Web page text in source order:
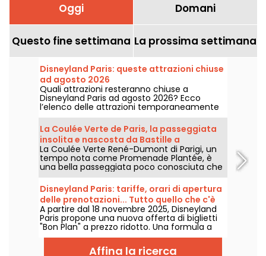
Oggi Domani
Questo fine settimana La prossima settimana
Disneyland Paris: queste attrazioni chiuse
ad agosto 2026
Quali attrazioni resteranno chiuse a
Disneyland Paris ad agosto 2026? Ecco
l’elenco delle attrazioni temporaneamente
non disponibili per manutenzione o rinnovo,
per aiutarvi a organizzare al meglio la vostra
visita ai parchi Disney.
La Coulée Verte de Paris, la passeggiata
insolita e nascosta da Bastille a
Vincennes
La Coulée Verte René-Dumont di Parigi, un
tempo nota come Promenade Plantée, è
una bella passeggiata poco conosciuta che
accompagna i parigini in un percorso
verdeggiante dalla Bastiglia al Bois de
Vincennes, passando per il Viaduc des Arts. È
un modo insolito e ombreggiato per scoprire
Parigi, lontano dal caos della città.
Disneyland Paris: tariffe, orari di apertura
delle prenotazioni... Tutto quello che c'è
da sapere sui biglietti "Bon Plan"
A partire dal 18 novembre 2025, Disneyland
Paris propone una nuova offerta di biglietti
"Bon Plan" a prezzo ridotto. Una formula a
tempo determinato e accessibile a tutti per
godersi la magia Disney senza spendere una
fortuna. Orari di lancio, prezzi, date... Vi
Affina la ricerca